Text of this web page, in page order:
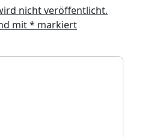
nicht veröffentlicht.
mit* markiert